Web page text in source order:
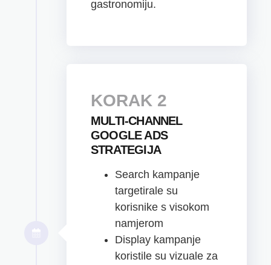
gastronomiju.
KORAK 2
MULTI-CHANNEL
GOOGLE ADS
STRATEGIJA
Search kampanje
targetirale su
korisnike s visokom
namjerom
Display kampanje
koristile su vizuale za